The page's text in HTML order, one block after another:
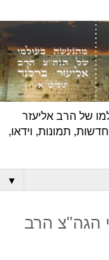
של הרב אליעזר
שוטפים 24 שעות, חדשות, תמונות, וידאו,
▼
הגה"צ הרב